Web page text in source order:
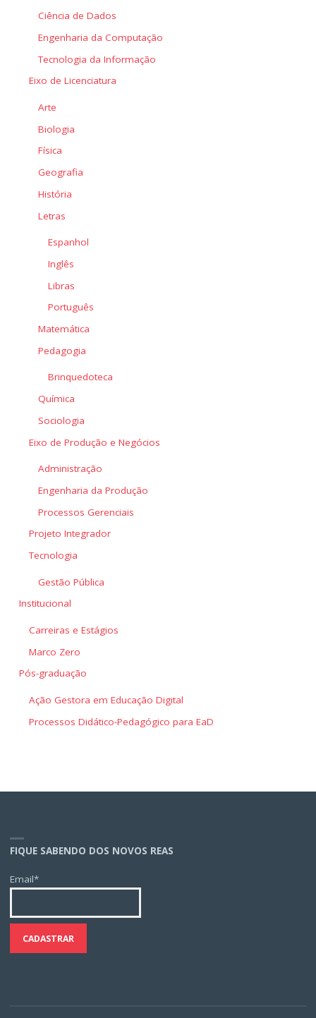
Ciência de Dados
Engenharia da Computação
Tecnologia da Informação
Eixo de Licenciatura
Arte
Biologia
Física
Geografia
História
Letras
Espanhol
Inglês
Libras
Português
Matemática
Pedagogia
Brinquedoteca
Química
Sociologia
Eixo de Produção e Negócios
Administração
Engenharia da Produção
Processos Gerenciais
Projeto Integrador
Tecnologia
Gestão Pública
Institucional
Carreiras e Estágios
Marco Zero
Pós-graduação
Ação Gestora em Educação Digital
Processos Didático-Pedagógico para EaD
FIQUE SABENDO DOS NOVOS REAS
Email*